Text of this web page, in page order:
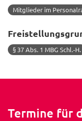
Mitglieder im
§ 37 Abs. 1 MBG Schl.-H.
Termine für